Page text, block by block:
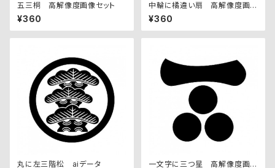
五三桐 高解像度画像セット
¥360
中輪に橘違い扇 高解像度画
像セット
¥360
丸に左三階松 aiデータ
一文字に三つ星 高解像度画